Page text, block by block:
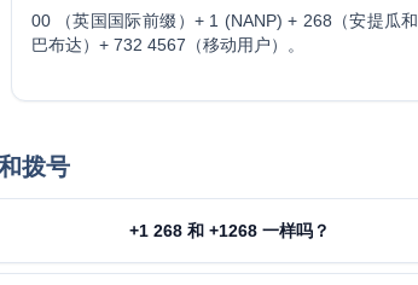
00 （英国国际前缀）+ 1 (NANP) + 268（安提瓜和
巴布达）+ 732 4567（移动用户）。
拨号
+1 268 和 +1268 一样吗？